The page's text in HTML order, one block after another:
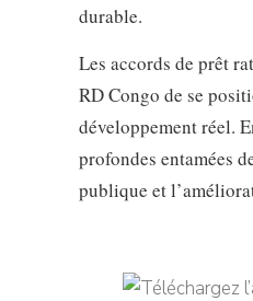
durable.
Les accords de prêt
RD Congo de se
développement réel.
profondes entamées
publique et